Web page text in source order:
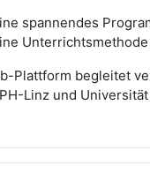
spannendes
Plattform begleitet
Linz und